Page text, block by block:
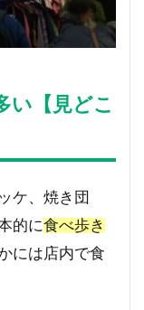
い【見どこ
ケ、焼き団
的に食べ歩き
には店内で食